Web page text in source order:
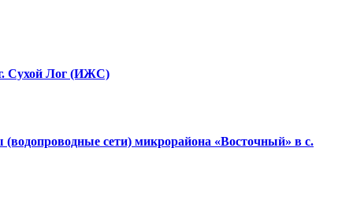
г. Сухой Лог (ИЖС)
(водопроводные сети) микрорайона «Восточный» в с.